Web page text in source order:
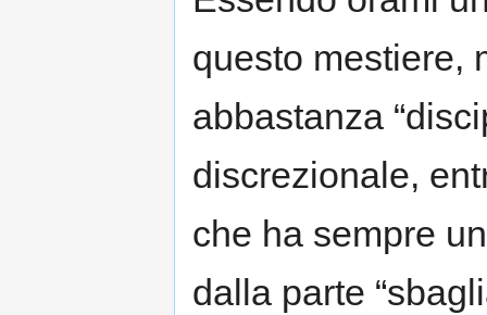
questo mestiere,
abbastanza
discrezionale,
che ha sempre
dalla parte